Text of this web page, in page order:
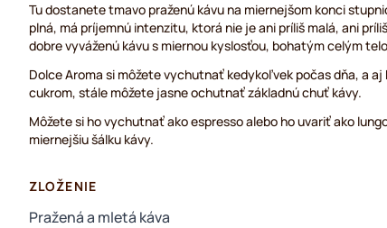
Tu dostanete tmavo praženú kávu na miernejšom konci
plná, má príjemnú intenzitu, ktorá nie je ani príliš malá, ani
dobre vyváženú kávu s miernou kyslosťou, bohatým celým
Dolce Aroma si môžete vychutnať kedykoľvek počas dňa, a aj
cukrom, stále môžete jasne ochutnať základnú chuť kávy.
Môžete si ho vychutnať ako espresso alebo ho uvariť ako
miernejšiu šálku kávy.
ZLOŽENIE
Pražená a mletá káva